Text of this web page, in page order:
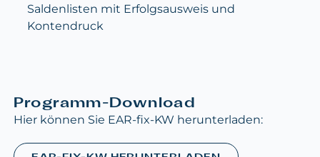
Saldenlisten mit Erfolgsausweis und
Kontendruck
Programm-Download
Hier können Sie EAR-fix-KW herunterladen: